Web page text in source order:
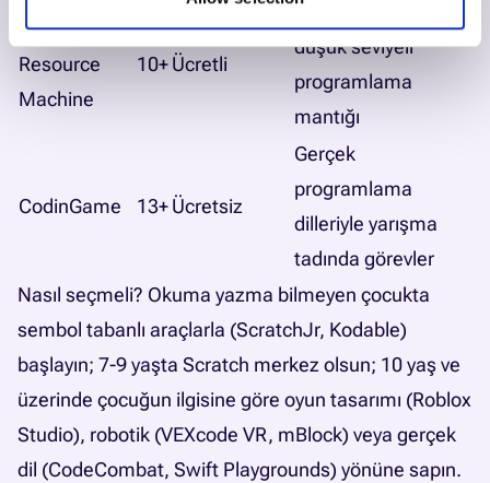
Human
Resource
Machine
10+Ücretli
Bulmaca formatında
düşük seviyeli
programlama
mantığı
CodinGame 13+Ücretsiz
Gerçek
programlama
dilleriyle yarışma
tadında görevler
Nasıl seçmeli? Okuma yazma bilmeyen çocukta
sembol tabanlı araçlarla (ScratchJr, Kodable)
başlayın; 7-9 yaşta Scratch merkez olsun; 10 yaş ve
üzerinde çocuğun ilgisine göre oyun tasarımı (Roblox
Studio), robotik (VEXcode VR, mBlock) veya gerçek
dil (CodeCombat, Swift Playgrounds) yönüne sapın.